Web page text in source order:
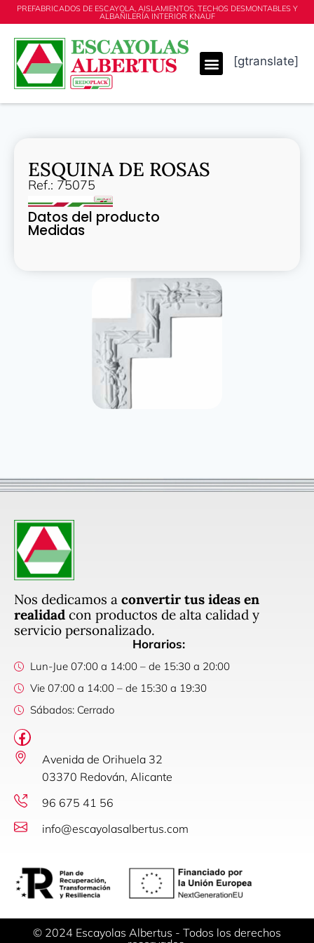
PREFABRICADOS DE ESCAYOLA, AISLAMIENTOS, TECHOS DESMONTABLES Y
ALBAÑILERÍA INTERIOR KNAUF
[gtranslate]
ESQUINA DE ROSAS
Ref.: 75075
Datos del producto
Medidas
Nos dedicamos a convertir tus ideas en
realidad con productos de alta calidad y
servicio personalizado.
Horarios:
Lun-Jue 07:00 a 14:00 – de 15:30 a 20:00
Vie 07:00 a 14:00 – de 15:30 a 19:30
Sábados: Cerrado
Avenida de Orihuela 32
03370 Redován, Alicante
96 675 41 56
info@escayolasalbertus.com
© 2024 Escayolas Albertus - Todos los derechos